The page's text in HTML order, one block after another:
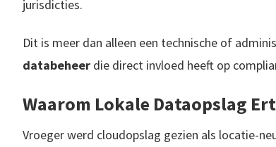
jurisdicties.
Dit is meer dan alleen een technische of
databeheer die direct invloed heeft op
Waarom Lokale Dataopslag
Vroeger werd cloudopslag gezien als locatie-